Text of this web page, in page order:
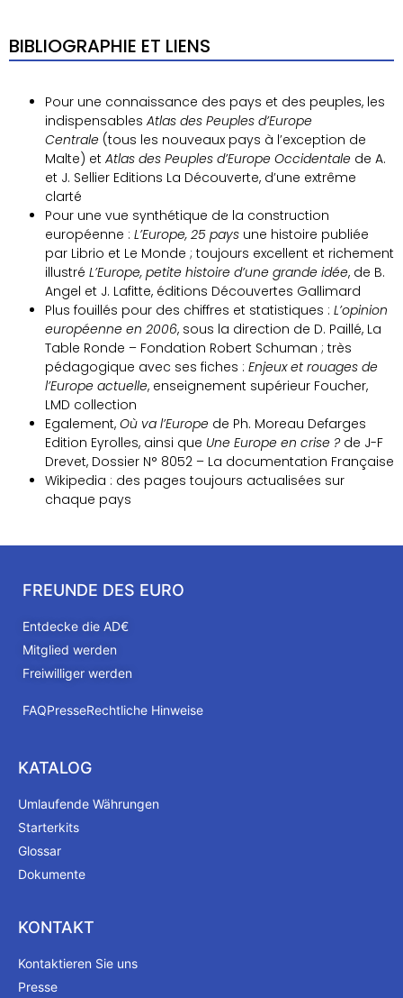
BIBLIOGRAPHIE ET LIENS
Pour une connaissance des pays et des peuples, les
indispensables Atlas des Peuples d’Europe
Centrale (tous les nouveaux pays à l’exception de
Malte) et Atlas des Peuples d’Europe Occidentale de A.
et J. Sellier Editions La Découverte, d’une extrême
clarté
Pour une vue synthétique de la construction
européenne : L’Europe, 25 pays une histoire publiée
par Librio et Le Monde ; toujours excellent et richement
illustré L’Europe, petite histoire d’une grande idée, de B.
Angel et J. Lafitte, éditions Découvertes Gallimard
Plus fouillés pour des chiffres et statistiques : L’opinion
européenne en 2006, sous la direction de D. Paillé, La
Table Ronde – Fondation Robert Schuman ; très
pédagogique avec ses fiches : Enjeux et rouages de
l’Europe actuelle, enseignement supérieur Foucher,
LMD collection
Egalement, Où va l’Europe de Ph. Moreau Defarges
Edition Eyrolles, ainsi que Une Europe en crise ?de J-F
Drevet, Dossier N° 8052 – La documentation Française
Wikipedia : des pages toujours actualisées sur
chaque pays
FREUNDE DES EURO
Entdecke die AD€
Mitglied werden
Freiwilliger werden
FAQPresseRechtliche Hinweise
KATALOG
Umlaufende Währungen
Starterkits
Glossar
Dokumente
KONTAKT
Kontaktieren Sie uns
Presse